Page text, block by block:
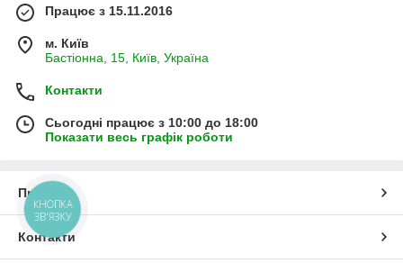
Працює з 15.11.2016
м. Київ
Бастіонна, 15, Київ, Україна
Контакти
Сьогодні працює з 10:00 до 18:00
Показати весь графік роботи
Про нас
Контакти
КНОПКА
ЗВ'ЯЗКУ